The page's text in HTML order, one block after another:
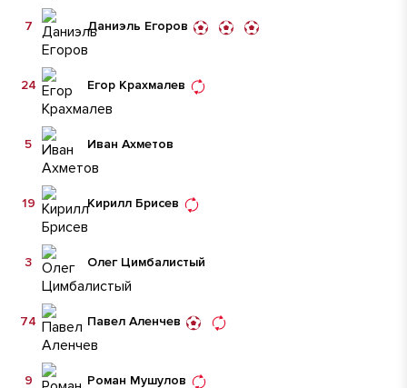
Даниэль Егоров
7
Егор Крахмалев
24
Иван Ахметов
5
Кирилл Брисев
19
Олег Цимбалистый
3
Павел Аленчев
74
Роман Мушулов
9